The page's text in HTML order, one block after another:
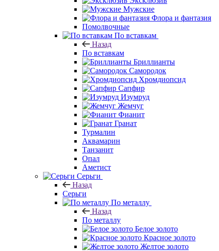
Мужские
Флора и фантазия
Помолвочные
По вставкам
Назад
По вставкам
Бриллианты
Самородок
Хромдиопсид
Сапфир
Изумруд
Жемчуг
Фианит
Гранат
Турмалин
Аквамарин
Танзанит
Опал
Аметист
Серьги
Назад
Серьги
По металлу
Назад
По металлу
Белое золото
Красное золото
Желтое золото